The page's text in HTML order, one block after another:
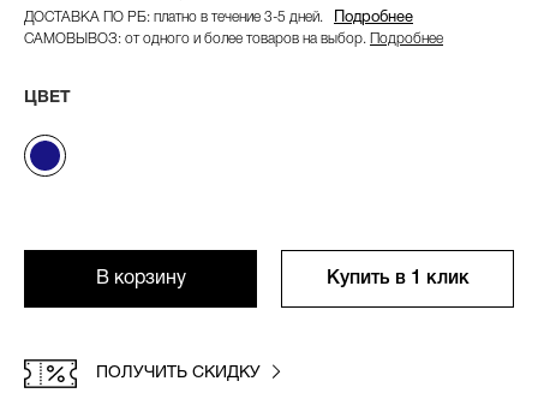
ДОСТАВКА ПО РБ: платно в течение 3-5 дней. Подробнее
САМОВЫВОЗ: от одного и более товаров на выбор. Подробнее
ЦВЕТ
В корзину Купить в 1 клик
ПОЛУЧИТЬ СКИДКУ